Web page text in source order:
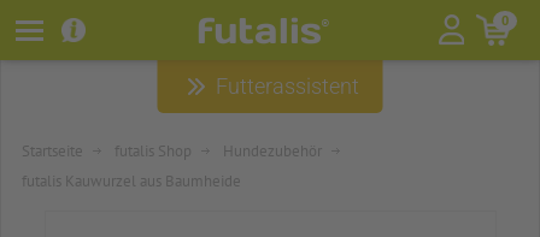
futalis® 0
HUNDEZUBEHÖR
Futterassistent
Startseite futalis Shop
Hundezubehör
futalis Kauwurzel aus Baumheide